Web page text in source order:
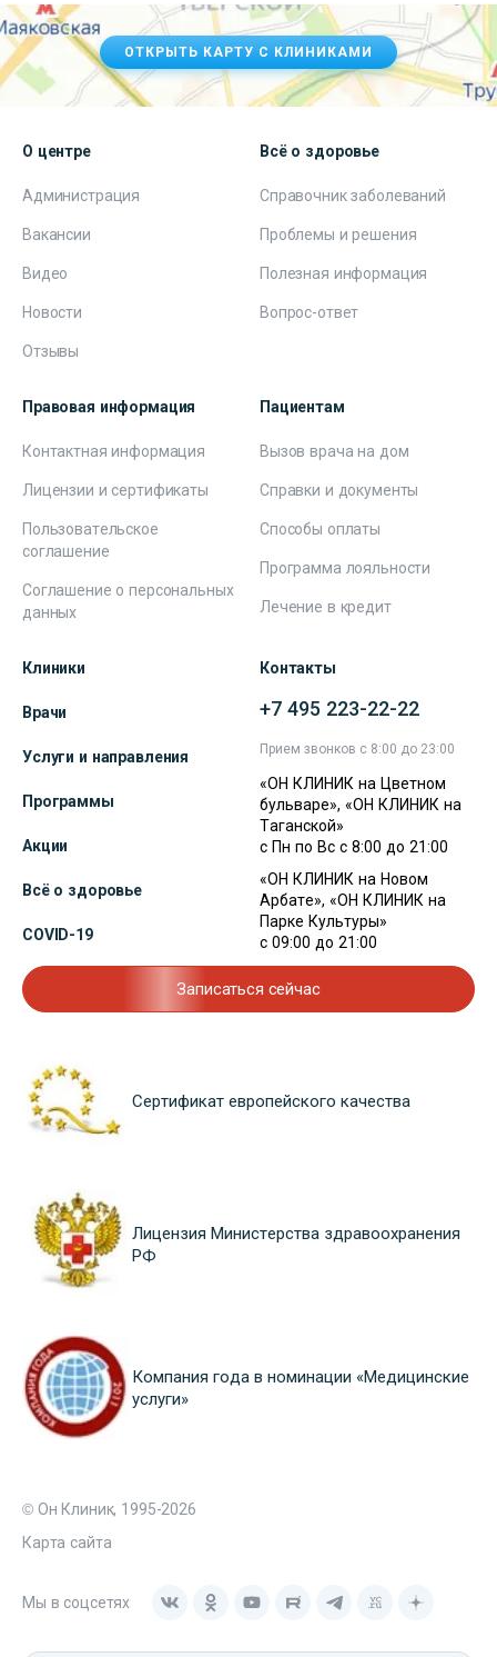
ОТКРЫТЬ КАРТУ С КЛИНИКАМИ
О центре
Администрация
Вакансии
Видео
Новости
Отзывы
Всё о здоровье
Справочник заболеваний
Проблемы и решения
Полезная информация
Вопрос-ответ
Правовая информация
Контактная информация
Лицензии и сертификаты
Пользовательское
соглашение
Соглашение о персональных
данных
Пациентам
Вызов врача на дом
Справки и документы
Способы оплаты
Программа лояльности
Лечение в кредит
Клиники
Врачи
Услуги и направления
Программы
Акции
Всё о здоровье
COVID-19
Контакты
+7 495 223-22-22
Прием звонков с 8:00 до 23:00
«ОН КЛИНИК на Цветном
бульваре», «ОН КЛИНИК на
Таганской»
с Пн по Вс с 8:00 до 21:00
«ОН КЛИНИК на Новом
Арбате», «ОН КЛИНИК на
Парке Культуры»
с 09:00 до 21:00
Записаться сейчас
Сертификат европейского качества
Лицензия Министерства здравоохранения
РФ
Компания года в номинации «Медицинские
услуги»
© Он Клиник, 1995-2026
Карта сайта
Мы в соцсетях